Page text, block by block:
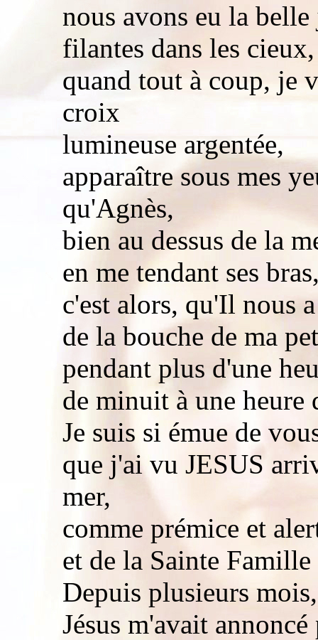
nous avons eu la
filantes dans les cieux,
quand tout à coup, je
croix
lumineuse argentée,
apparaître sous mes
qu'Agnès,
bien au dessus de la
en me tendant ses
c'est alors, qu'Il nous
de la bouche de ma
pendant plus d'une
de minuit à une
Je suis si émue de
que j'ai vu JESUS
mer,
comme prémice et
et de la Sainte
Depuis plusieurs mois,
Jésus m'avait